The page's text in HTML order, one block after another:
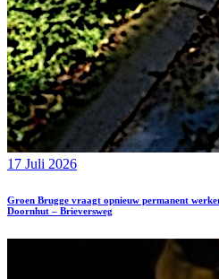
17 Juli 2026
Groen Brugge vraagt opnieuw permanent
Doornhut – Brieversweg